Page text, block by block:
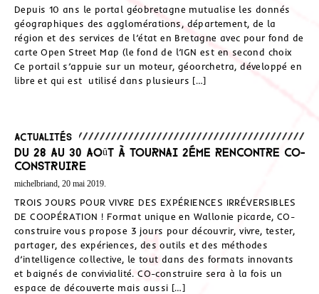
Depuis 10 ans le portal géobretagne mutualise les donnés
géographiques des agglomérations, département, de la
région et des services de l’état en Bretagne avec pour fond de
carte Open Street Map (le fond de l’IGN est en second choix
Ce portail s’appuie sur un moteur, géoorchetra, développé en
libre et qui est utilisé dans plusieurs […]
Actualités
Du 28 au 30 août à Tournai 2éme rencontre CO-
CONSTRUIRE
michelbriand, 20 mai 2019.
TROIS JOURS POUR VIVRE DES EXPÉRIENCES IRRÉVERSIBLES
DE COOPÉRATION ! Format unique en Wallonie picarde, CO-
construire vous propose 3 jours pour découvrir, vivre, tester,
partager, des expériences, des outils et des méthodes
d’intelligence collective, le tout dans des formats innovants
et baignés de convivialité. CO-construire sera à la fois un
espace de découverte mais aussi […]